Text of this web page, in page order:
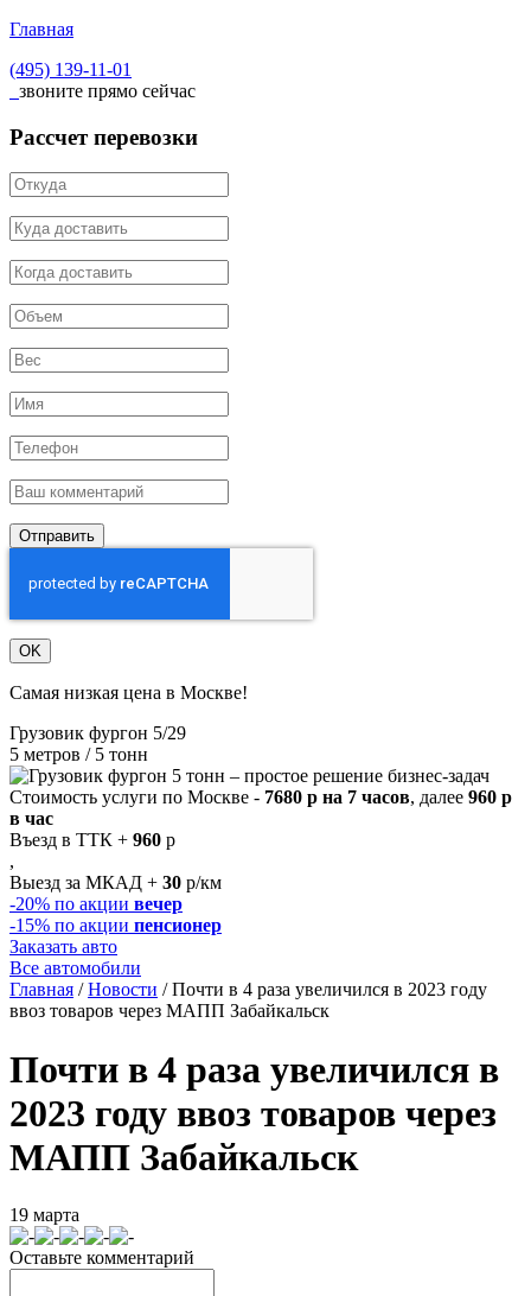
Главная
(495) 139-11-01
звоните прямо сейчас
Рассчет перевозки
Отправить
OK
Самая низкая цена в Москве!
Грузовик фургон 5/29
5 метров / 5 тонн
Стоимость услуги по Москве - 7680 р на 7 часов, далее 960 р
в час
Въезд в ТТК + 960 р
,
Выезд за МКАД + 30 р/км
-20% по акции вечер
-15% по акции пенсионер
Заказать авто
Все автомобили
Главная /Новости /Почти в 4 раза увеличился в 2023 году
ввоз товаров через МАПП Забайкальск
Почти в 4 раза увеличился в
2023 году ввоз товаров через
МАПП Забайкальск
19 марта
Оставьте комментарий